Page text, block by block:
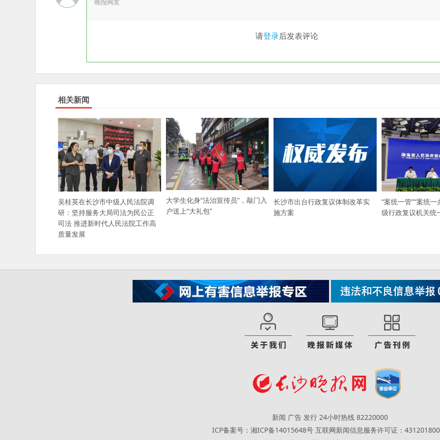
晚报网友
请登录后发表评论
相关新闻
吴桂英在长沙市中级人民法院调
研：坚持服务大局司法为民公正
司法 推进新时代人民法院工作高
质量发展
大学生化身“法治宣传员”，敲门入
户送上“大礼包”
长沙市出台行政复议体制改革实
施方案
“案统一管”“案统
级行政复议机关统
新闻 广告 发行 24小时热线 82220000
ICP备案号：湘ICP备14015648号 互联网新闻信息服务许可证：